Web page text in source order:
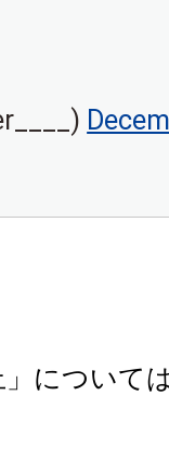
について